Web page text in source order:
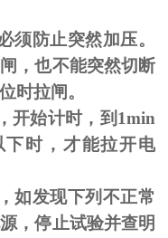
须防止突然加压。
，也不能突然切断
时拉闸。
开始计时，到 1min
下时，才能拉开电
如发现下列不正常
，停止试验并查明